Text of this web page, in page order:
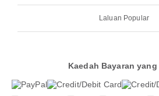
Laluan Popular
Kaedah Bayaran